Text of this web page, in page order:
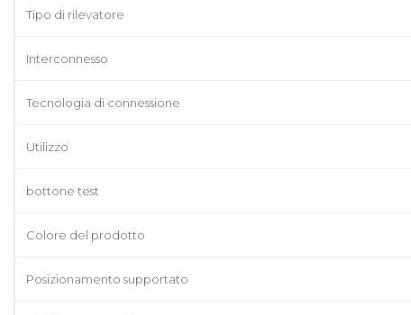
Tipo di rilevatore
Interconnesso
Tecnologia di connessione
Utilizzo
bottone test
Colore del prodotto
Posizionamento supportato